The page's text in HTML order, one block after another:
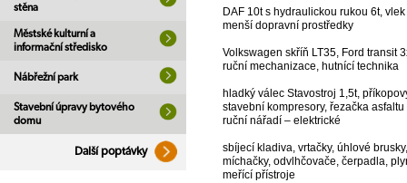
stěna
Městské kulturní a
informační středisko
Nábřežní park
Stavební úpravy bytového
domu
Další poptávky
DAF 10t s hydraulickou rukou 6t,
menší dopravní prostředky
Volkswagen skříň LT35, Ford transit
ruční mechanizace, hutnící technika
hladký válec Stavostroj 1,5t,
stavební kompresory, řezačka
ruční nářadí – elektrické
sbíjecí kladiva, vrtačky, úhlové
míchačky, odvlhčovače, čerpadla,
meřící přístroje